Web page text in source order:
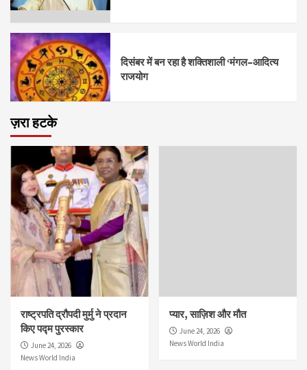
दिसंबर में बन रहा है शक्तिशाली ‘मंगल–आदित्य
राजयोग
ज़रा हटके
राष्ट्रपति द्रौपदी मुर्मु ने प्रदान
किए पद्म पुरस्कार
June 24, 2026
News World India
प्यार, साज़िश और मौत
June 24, 2026
News World India